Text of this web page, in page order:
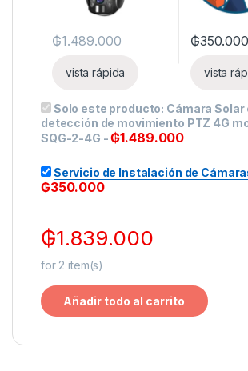
₲1.489.000
vista rápida
₲350.000
vista
Solo este producto: Cámara Solar
detección de movimiento PTZ 4G
SQG-2-4G -₲1.489.000
Servicio de Instalación de
₲350.000
₲1.839.000
for 2 item(s)
Añadir todo al carrito